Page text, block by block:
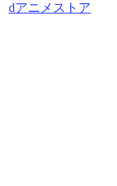
dアニメストア